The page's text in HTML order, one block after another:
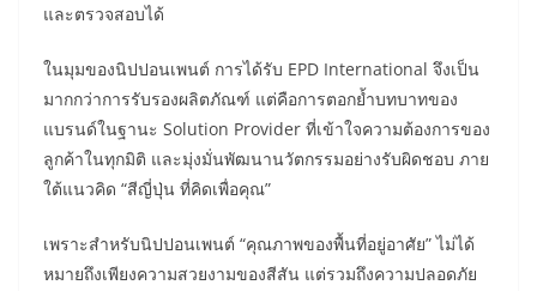
และตรวจสอบได้
ในมุมของนิปปอนเพนต์ การได้รับ EPD International จึงเป็น
มากกว่าการรับรองผลิตภัณฑ์ แต่คือการตอกย้ำบทบาทของ
แบรนด์ในฐานะ Solution Provider ที่เข้าใจความต้องการของ
ลูกค้าในทุกมิติ และมุ่งมั่นพัฒนานวัตกรรมอย่างรับผิดชอบ ภาย
ใต้แนวคิด “สีญี่ปุ่น ที่คิดเพื่อคุณ”
เพราะสำหรับนิปปอนเพนต์ “คุณภาพของพื้นที่อยู่อาศัย” ไม่ได้
หมายถึงเพียงความสวยงามของสีสัน แต่รวมถึงความปลอดภัย